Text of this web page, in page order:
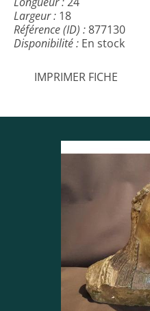
Largeur : 18
Référence (ID) :877130
Disponibilité : En stock
IMPRIMER FICHE